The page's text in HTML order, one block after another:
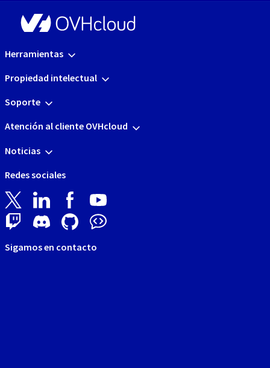
Herramientas
Propiedad intelectual
Soporte
Atención al cliente OVHcloud
Noticias
Redes sociales
Sigamos en contacto